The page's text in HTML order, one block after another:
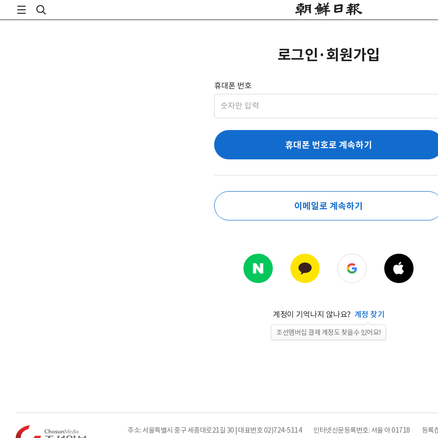
로그인·회원가입
휴대폰 번호
휴대폰 번호로 계속하기
이메일로 계속하기
계정이 기억나지 않나요? 계정 찾기
조선멤버십 결제 계정도 찾을수 있어요!
주소: 서울특별시 중구 세종대로21길 30 | 대표번호 02)724-5114 인터넷신문등록번호: 서울 아 01718 등록(